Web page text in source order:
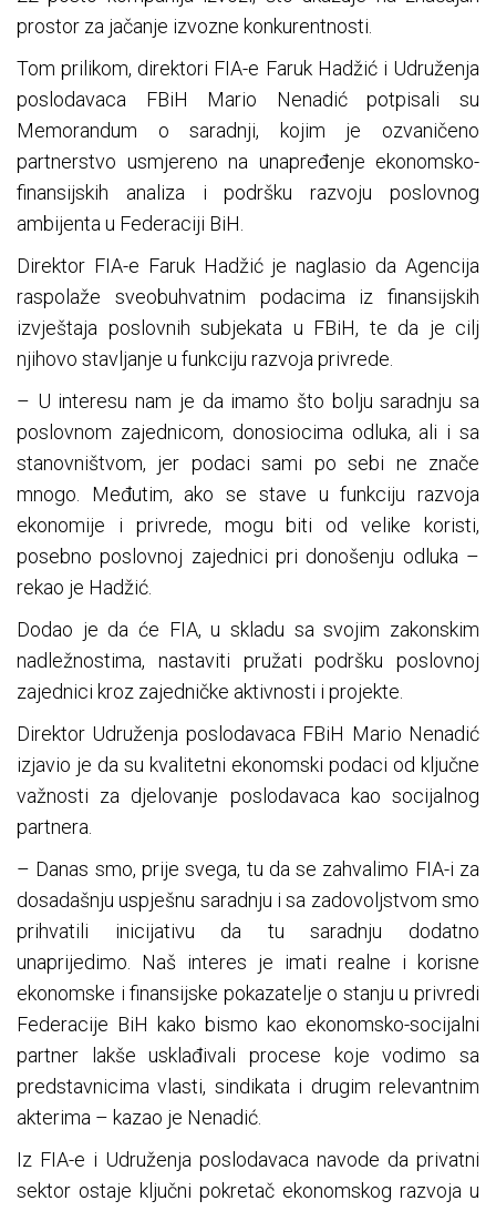
prostor za jačanje izvozne konkurentnosti.
Tom prilikom, direktori FIA-e Faruk Hadžić i Udruženja
poslodavaca FBiH Mario Nenadić potpisali su
Memorandum o saradnji, kojim je ozvaničeno
partnerstvo usmjereno na unapređenje ekonomsko-
finansijskih analiza i podršku razvoju poslovnog
ambijenta u Federaciji BiH.
Direktor FIA-e Faruk Hadžić je naglasio da Agencija
raspolaže sveobuhvatnim podacima iz finansijskih
izvještaja poslovnih subjekata u FBiH, te da je cilj
njihovo stavljanje u funkciju razvoja privrede.
– U interesu nam je da imamo što bolju saradnju sa
poslovnom zajednicom, donosiocima odluka, ali i sa
stanovništvom, jer podaci sami po sebi ne znače
mnogo. Međutim, ako se stave u funkciju razvoja
ekonomije i privrede, mogu biti od velike koristi,
posebno poslovnoj zajednici pri donošenju odluka –
rekao je Hadžić.
Dodao je da će FIA, u skladu sa svojim zakonskim
nadležnostima, nastaviti pružati podršku poslovnoj
zajednici kroz zajedničke aktivnosti i projekte.
Direktor Udruženja poslodavaca FBiH Mario Nenadić
izjavio je da su kvalitetni ekonomski podaci od ključne
važnosti za djelovanje poslodavaca kao socijalnog
partnera.
– Danas smo, prije svega, tu da se zahvalimo FIA-i za
dosadašnju uspješnu saradnju i sa zadovoljstvom smo
prihvatili inicijativu da tu saradnju dodatno
unaprijedimo. Naš interes je imati realne i korisne
ekonomske i finansijske pokazatelje o stanju u privredi
Federacije BiH kako bismo kao ekonomsko-socijalni
partner lakše usklađivali procese koje vodimo sa
predstavnicima vlasti, sindikata i drugim relevantnim
akterima – kazao je Nenadić.
Iz FIA-e i Udruženja poslodavaca navode da privatni
sektor ostaje ključni pokretač ekonomskog razvoja u